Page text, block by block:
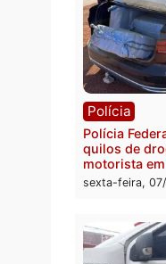
Política
Marcos
de
metas
sexta-feira,